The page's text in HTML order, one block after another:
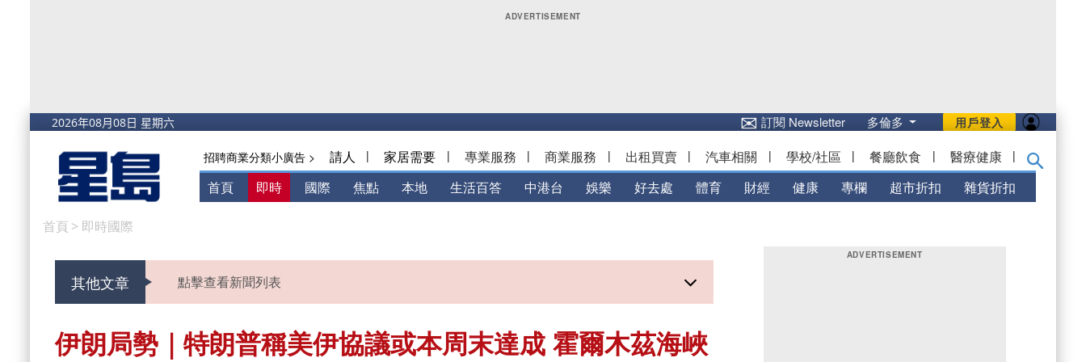
用戶登入
✉訂閱 Newsletter 多倫多
招聘商業分類小廣告 > 請人 | 家居需要 | 專業服務 | 商業服務 | 出租買賣 | 汽車相關 | 學校/社區 | 餐廳飲食 | 醫療健康 |
首頁 即時 國際 焦點 本地 生活百答 中港台 娛樂 好去處 體育 財經 健康 專欄 超市折扣 雜貨折扣
首頁 > 即時國際
其他文章 點擊查看新聞列表
伊朗局勢｜特朗普稱美伊協議或本周末達成 霍爾木茲海峽